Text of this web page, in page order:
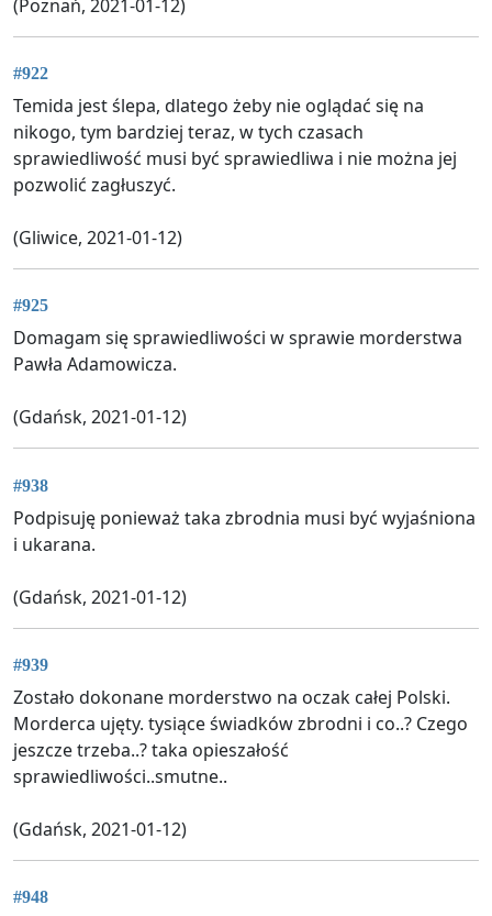
(Poznań, 2021-01-12)
#922
Temida jest ślepa, dlatego żeby nie oglądać się na
nikogo, tym bardziej teraz, w tych czasach
sprawiedliwość musi być sprawiedliwa i nie można jej
pozwolić zagłuszyć.
(Gliwice, 2021-01-12)
#925
Domagam się sprawiedliwości w sprawie morderstwa
Pawła Adamowicza.
(Gdańsk, 2021-01-12)
#938
Podpisuję ponieważ taka zbrodnia musi być wyjaśniona
i ukarana.
(Gdańsk, 2021-01-12)
#939
Zostało dokonane morderstwo na oczak całej Polski.
Morderca ujęty. tysiące świadków zbrodni i co..? Czego
jeszcze trzeba..? taka opieszałość
sprawiedliwości..smutne..
(Gdańsk, 2021-01-12)
#948